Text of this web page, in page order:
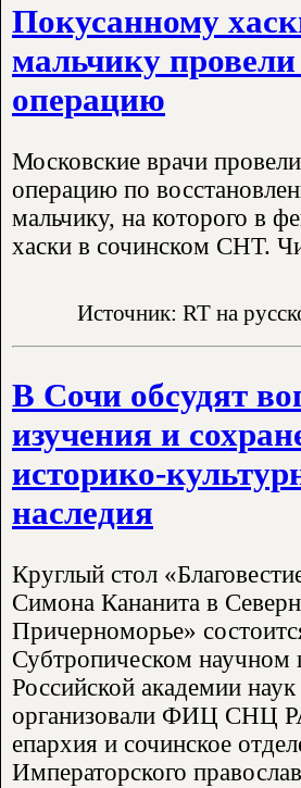
Покусанному
мальчику
операцию
Московские врачи
операцию по
мальчику, на которого в
хаски в сочинском СНТ.
Источник: RT на
В Сочи обсудят
изучения и
историко-
наследия
Круглый стол
Симона Кананита в
Причерноморье»
Субтропическом научном
Российской академии наук
организовали ФИЦ СНЦ
епархия и сочинское
Императорского